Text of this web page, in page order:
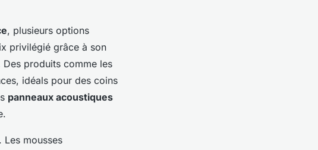
, plusieurs options
privilégié grâce à son
Des produits comme les
idéals pour des coins
panneaux acoustiques
Les mousses